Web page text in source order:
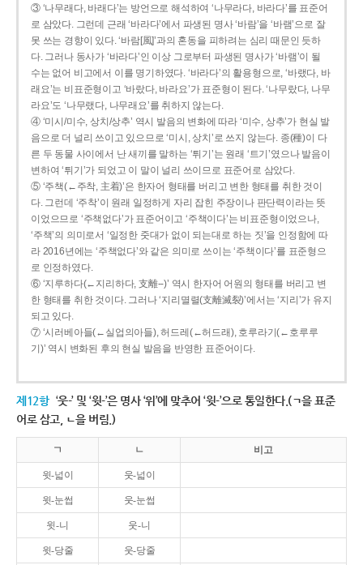
③ ‘나무래다, 바래다’는 방언으로 해석하여 ‘나무라다, 바라다’를 표준어
로 삼았다. 그런데 근래 ‘바라다’에서 파생된 명사 ‘바람’을 ‘바램’으로 잘
못 쓰는 경향이 있다. ‘바람[風]’과의 혼동을 피하려는 심리 때문인 듯하
다. 그러나 동사가 ‘바라다’인 이상 그로부터 파생된 명사가 ‘바램’이 될
수는 없어 비고에서 이를 명기하였다. ‘바라다’의 활용형으로, ‘바랬다, 바
래요’는 비표준형이고 ‘바랐다, 바라요’가 표준형이 된다. ‘나무랐다, 나무
라요’도 ‘나무랬다, 나무래요’를 취하지 않는다.
④ ‘미시/미수, 상치/상추’ 역시 발음의 변화에 따라 ‘미수, 상추’가 현실 발
음으로 더 널리 쓰이고 있으므로 ‘미시, 상치’로 쓰지 않는다. 종(種)이 다
른 두 동물 사이에서 난 새끼를 말하는 ‘튀기’는 원래 ‘트기’였으나 발음이
변하여 ‘튀기’가 되었고 이 말이 널리 쓰이므로 표준어로 삼았다.
⑤ ‘주책(←주착, 主着)’은 한자어 형태를 버리고 변한 형태를 취한 것이
다. 그런데 ‘주착’이 원래 일정하게 자리 잡힌 주장이나 판단력이라는 뜻
이었으므로 ‘주책없다’가 표준어이고 ‘주책이다’는 비표준형이었으나,
‘주책’의 의미로서 ‘일정한 줏대가 없이 되는대로 하는 짓’을 인정함에 따
라 2016년에는 ‘주책없다’와 같은 의미로 쓰이는 ‘주책이다’를 표준형으
로 인정하였다.
⑥ ‘지루하다(←지리하다, 支離--)’ 역시 한자어 어원의 형태를 버리고 변
한 형태를 취한 것이다. 그러나 ‘지리멸렬(支離滅裂)’에서는 ‘지리’가 유지
되고 있다.
⑦ ‘시러베아들(←실업의아들), 허드레(←허드래), 호루라기(←호루루
기)’ 역시 변화된 후의 현실 발음을 반영한 표준어이다.
제12항 ‘웃-’ 및 ‘윗-’은 명사 ‘위’에 맞추어 ‘윗-’으로 통일한다.(ㄱ을 표준
어로 삼고, ㄴ을 버림.)
ㄱ ㄴ 비고
윗-넓이 웃-넓이
윗-눈썹 웃-눈썹
윗-니 웃-니
윗-당줄 웃-당줄